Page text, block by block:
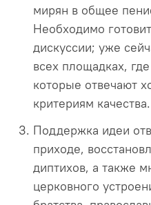
мирян в общее
Необходимо
дискуссии; уже
всех площадках,
которые отвечают
критериям качества.
Поддержка идеи
приходе,
диптихов, а также
церковного